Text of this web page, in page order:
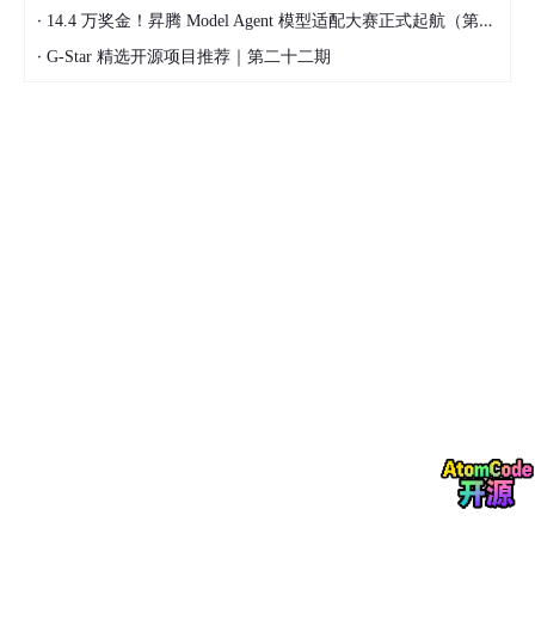
· 14.4 万奖金！昇腾 Model Agent 模型适配大赛正式起航（第二季）
· G-Star 精选开源项目推荐｜第二十二期